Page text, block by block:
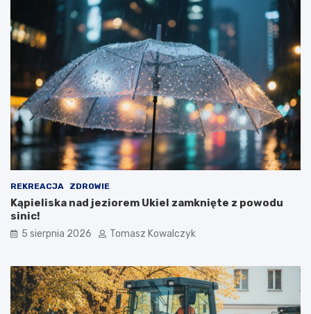
REKREACJA ZDROWIE
Kąpieliska nad jeziorem Ukiel zamknięte z powodu
sinic!
5 sierpnia 2026 Tomasz Kowalczyk